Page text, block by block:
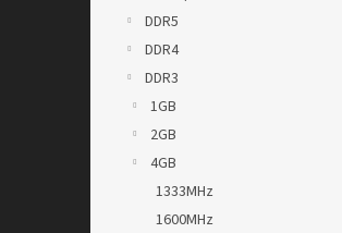
DDR5
DDR4
DDR3
1GB
2GB
4GB
1333MHz
1600MHz